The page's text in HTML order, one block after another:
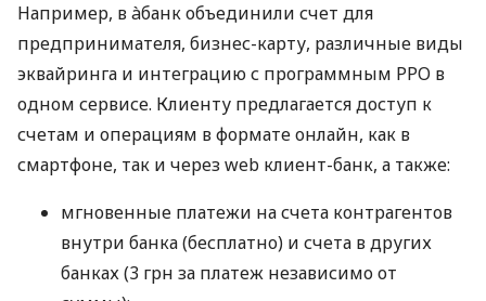
Например, в àбанк объединили счет для
предпринимателя, бизнес-карту, различные виды
эквайринга и интеграцию с программным РРО в
одном сервисе. Клиенту предлагается доступ к
счетам и операциям в формате онлайн, как в
смартфоне, так и через web клиент-банк, а также:
мгновенные платежи на счета контрагентов
внутри банка (бесплатно) и счета в других
банках (3 грн за платеж независимо от